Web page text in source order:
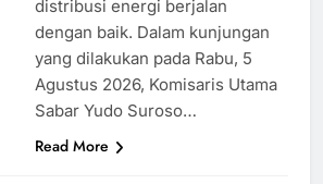
distribusi energi berjalan
dengan baik. Dalam kunjungan
yang dilakukan pada Rabu, 5
Agustus 2026, Komisaris Utama
Sabar Yudo Suroso…
Read More